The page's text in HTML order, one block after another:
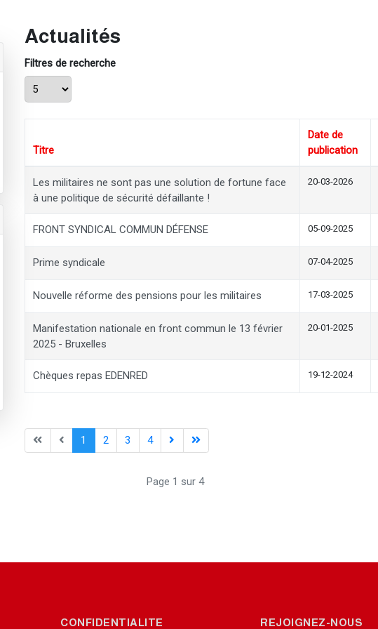
Actualités
Filtres de recherche
Afficher #
Titre
Date de
publication
Les militaires ne sont pas une solution de fortune face
à une politique de sécurité défaillante !
20-03-2026
FRONT SYNDICAL COMMUN DÉFENSE 05-09-2025
Prime syndicale 07-04-2025
Nouvelle réforme des pensions pour les militaires 17-03-2025
Manifestation nationale en front commun le 13 février
2025 - Bruxelles
20-01-2025
Chèques repas EDENRED 19-12-2024
1 2 3 4
Page 1 sur 4
CONFIDENTIALITE REJOIGNEZ-NOUS